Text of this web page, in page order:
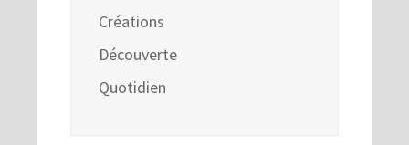
Créations
Découverte
Quotidien